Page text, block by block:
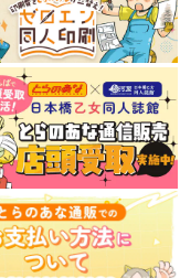
RE:recording 04
趣ハイジャンプ
1,650円（税込）
サンプル
いわし運転
787円（税込）
ジョジョの奇妙な冒険
オールキャラギャグ
サンプル
カート